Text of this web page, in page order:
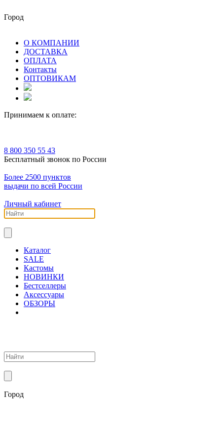
Город
О КОМПАНИИ
ДОСТАВКА
ОПЛАТА
Контакты
ОПТОВИКАМ
Принимаем к оплате:
8 800 350 55 43
Бесплатный звонок по России
Более 2500 пунктов
выдачи по всей России
Личный кабинет
Каталог
SALE
Кастомы
НОВИНКИ
Бестселлеры
Аксессуары
ОБЗОРЫ
Город